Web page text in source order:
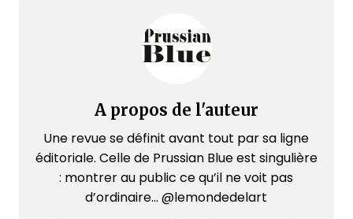
A propos de l'auteur
Une revue se définit avant tout par sa ligne
éditoriale. Celle de Prussian Blue est singulière
: montrer au public ce qu’il ne voit pas
d’ordinaire... @lemondedelart